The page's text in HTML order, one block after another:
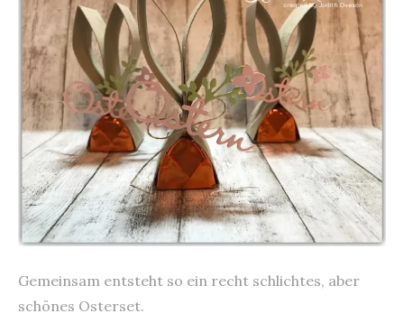
Gemeinsam entsteht so ein recht schlichtes, aber
schönes Osterset.